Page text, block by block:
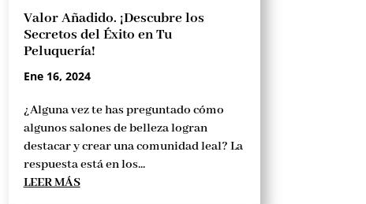
Valor Añadido. ¡Descubre los
Secretos del Éxito en Tu
Peluquería!
Ene 16, 2024
¿Alguna vez te has preguntado cómo
algunos salones de belleza logran
destacar y crear una comunidad leal? La
respuesta está en los...
LEER MÁS